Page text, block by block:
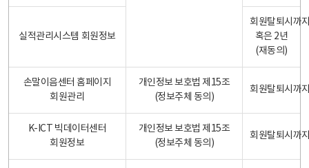
실적관리시스템 회원정보
회원탈퇴시까
혹은 2년
(재동의)
손말이음센터 홈페이지
회원관리
개인정보 보호법 제15조
(정보주체 동의)
회원탈퇴시까
K-ICT 빅데이터센터
회원정보
개인정보 보호법 제15조
(정보주체 동의)
회원탈퇴시까